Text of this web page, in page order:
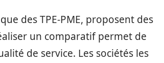
des TPE-PME, proposent des
un comparatif permet de
de service. Les sociétés les